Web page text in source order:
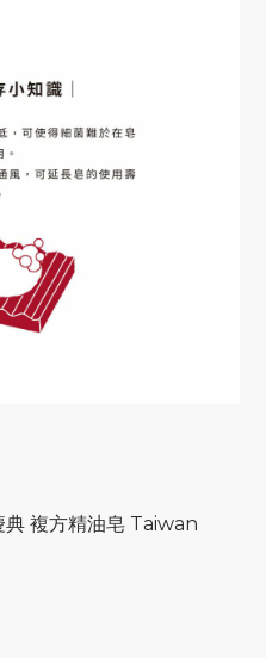
典 複方精油皂 Taiwan